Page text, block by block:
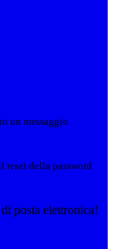
un messaggio
reset della password
posta elettronica!